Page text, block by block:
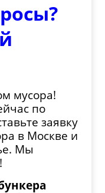
мусора!
по
заявку
в Москве и
Мы